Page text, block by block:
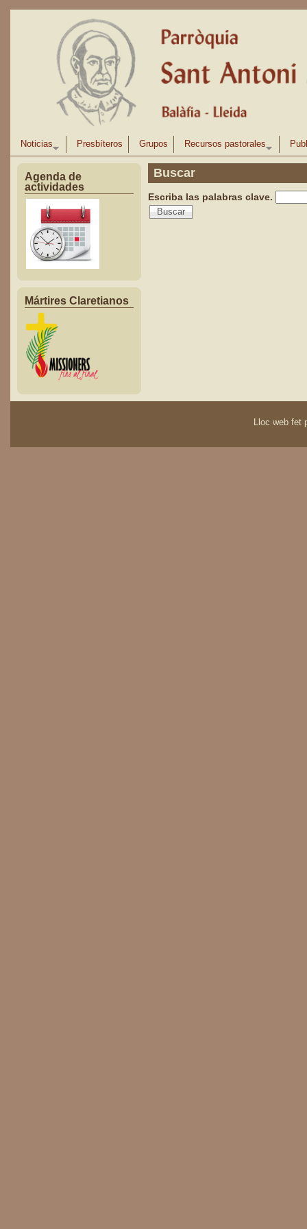
Pasar al contenido principal
Noticias Presbíteros Grupos Recursos pastorales
Agenda de
actividades
Mártires Claretianos
Buscar
Escriba las palabras clave.
Lloc web fet